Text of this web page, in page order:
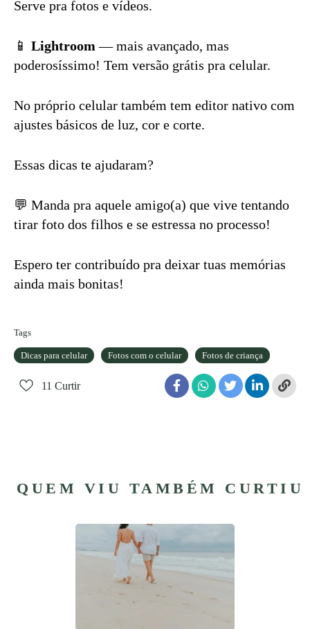
Serve pra fotos e vídeos.
📱 Lightroom — mais avançado, mas
poderosíssimo! Tem versão grátis pra celular.
No próprio celular também tem editor nativo com
ajustes básicos de luz, cor e corte.
Essas dicas te ajudaram?
💬 Manda pra aquele amigo(a) que vive tentando
tirar foto dos filhos e se estressa no processo!
Espero ter contribuído pra deixar tuas memórias
ainda mais bonitas!
Tags
Dicas para celular Fotos com o celular Fotos de criança
11 Curtir
QUEM VIU TAMBÉM CURTIU